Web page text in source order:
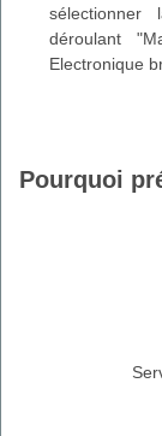
sélectionner
déroulant
Electronique
Pourquoi